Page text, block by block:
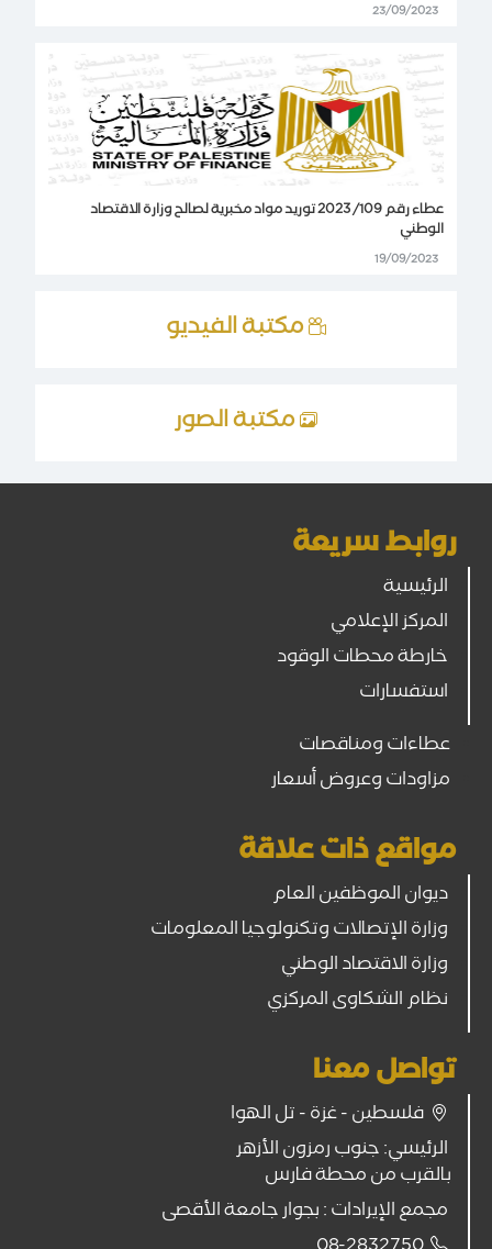
23/09/2023
عطاء رقم 109/ 2023 توريد مواد مخبرية لصالح وزارة الاقتصاد
الوطني
19/09/2023
مكتبة الفيديو
مكتبة الصور
روابط سريعة
الرئيسية
المركز الإعلامي
خارطة محطات الوقود
استفسارات
عطاءات ومناقصات
مزاودات وعروض أسعار
مواقع ذات علاقة
ديوان الموظفين العام
وزارة الإتصالات وتكنولوجيا المعلومات
وزارة الاقتصاد الوطني
نظام الشكاوى المركزي
تواصل معنا
فلسطين - غزة - تل الهوا
الرئيسي: جنوب رمزون الأزهر
بالقرب من محطة فارس
مجمع الإيرادات : بجوار جامعة الأقصى